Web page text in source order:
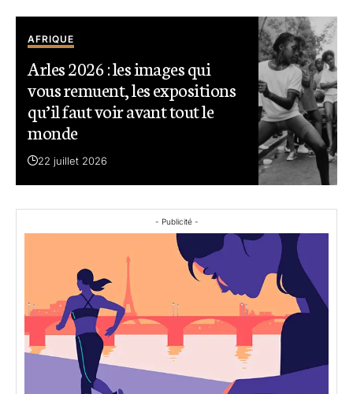
AFRIQUE
Arles 2026 : les images qui
vous remuent, les expositions
qu’il faut voir avant tout le
monde
22 juillet 2026
- Publicité -